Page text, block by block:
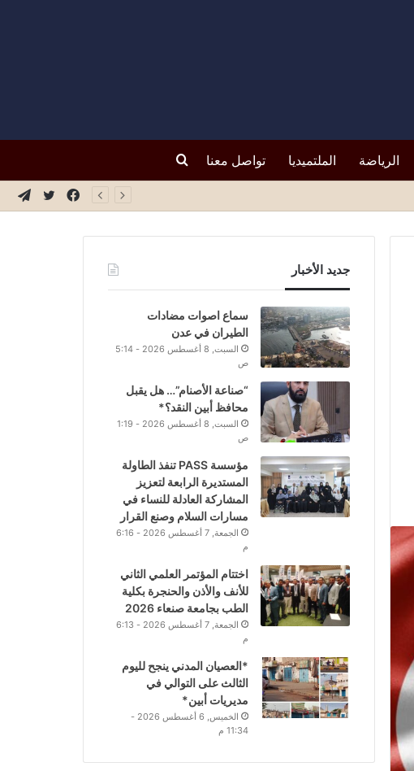
الرياضة الملتميديا تواصل معنا بحث
تويتر
فيسبوك
جديد الأخبار
سماع اصوات مضادات
الطيران في عدن
السبت, 8 أغسطس 2026 - 5:14
ص
“صناعة الأصنام”… هل يقبل
محافظ أبين النقد؟*
السبت, 8 أغسطس 2026 - 1:19
ص
مؤسسة PASS تنفذ الطاولة
المستديرة الرابعة لتعزيز
المشاركة العادلة للنساء في
مسارات السلام وصنع القرار
الجمعة, 7 أغسطس 2026 - 6:16
م
اختتام المؤتمر العلمي الثاني
للأنف والأذن والحنجرة بكلية
الطب بجامعة صنعاء 2026
الجمعة, 7 أغسطس 2026 - 6:13
م
*العصيان المدني ينجح لليوم
الثالث على التوالي في
مديريات أبين*
الخميس, 6 أغسطس 2026 -
11:34 م